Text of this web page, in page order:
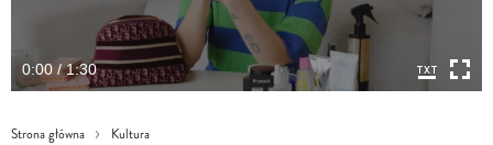
0:00 / 1:30
Strona główna Kultura